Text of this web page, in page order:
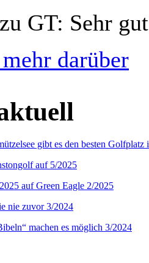
GT: Sehr
darüber
gibt es den besten
auf 5/2025
auf Green Eagle 2/2025
nie zuvor 3/2024
machen es möglich 3/2024